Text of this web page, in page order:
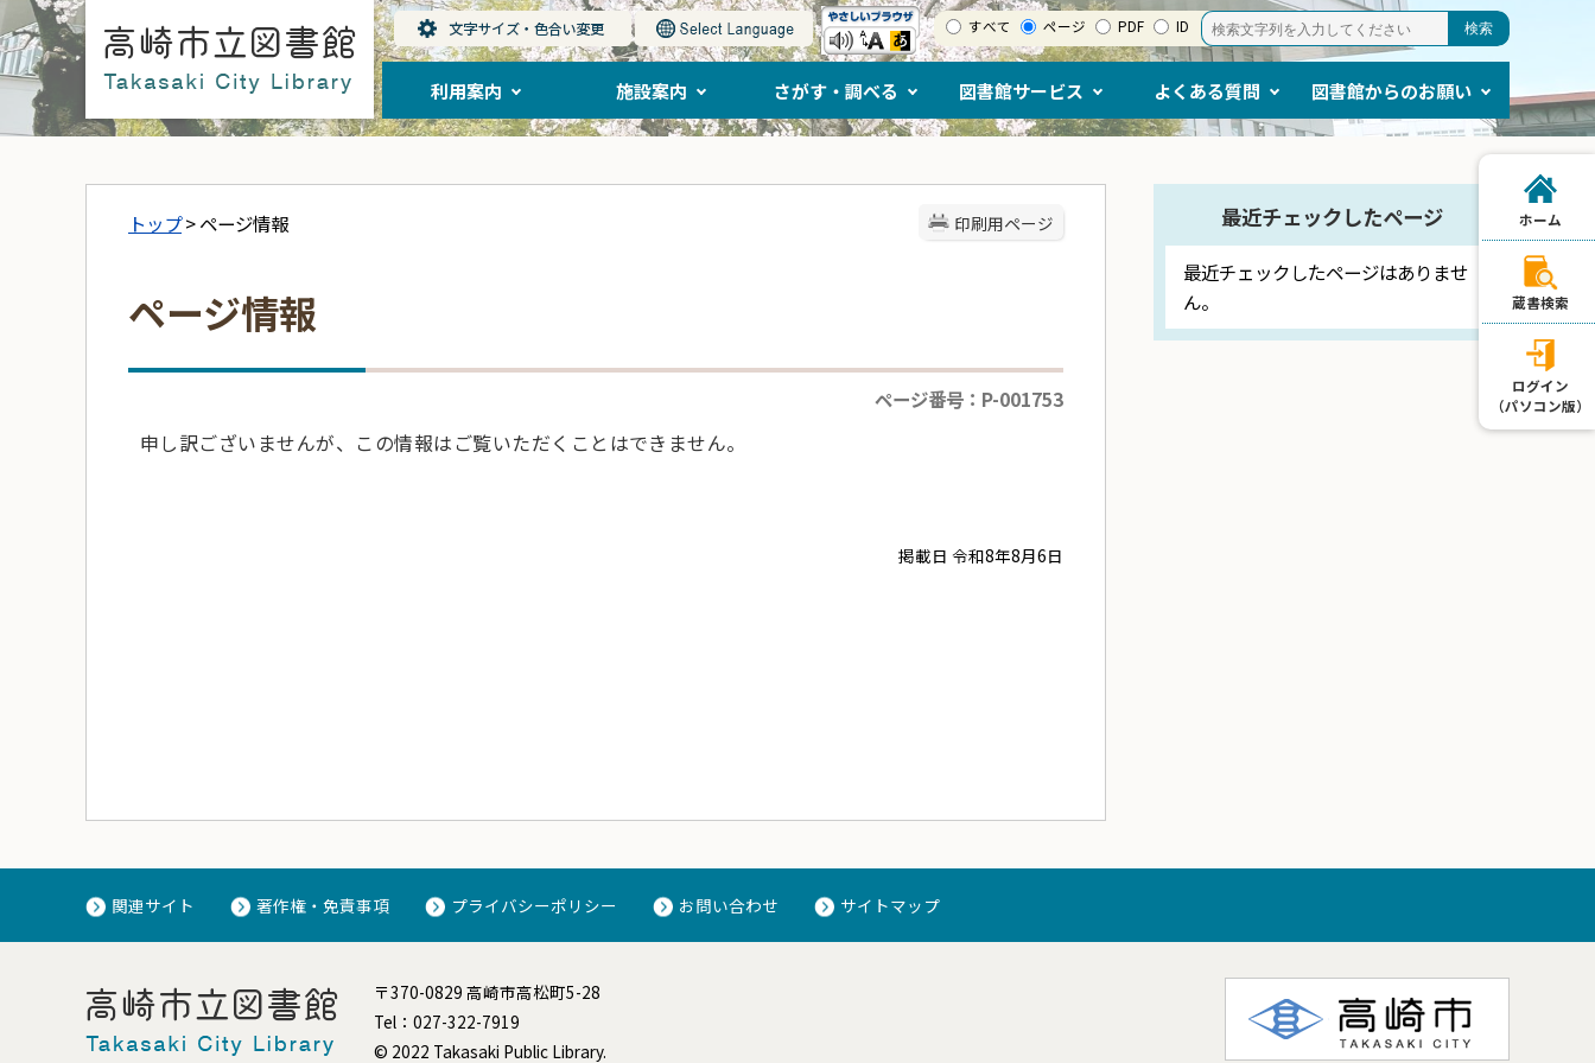
すべて ページ PDF ID
利用案内 施設案内 さがす・調べる 図書館サービス よくある質問 図書館からのお願い
印刷用ページ
トップ> ページ情報
ページ情報
ページ番号：P-001753
申し訳ございませんが、この情報はご覧いただくことはできません。
掲載日 令和8年8月6日
最近チェックしたページ
最近チェックしたページはありませ
ん。
関連サイト 著作権・免責事項 プライバシーポリシー お問い合わせ サイトマップ
〒370-0829 高崎市高松町5-28
Tel：027-322-7919
© 2022 Takasaki Public Library.
ホーム
蔵書検索
ログイン
（パソコン版）